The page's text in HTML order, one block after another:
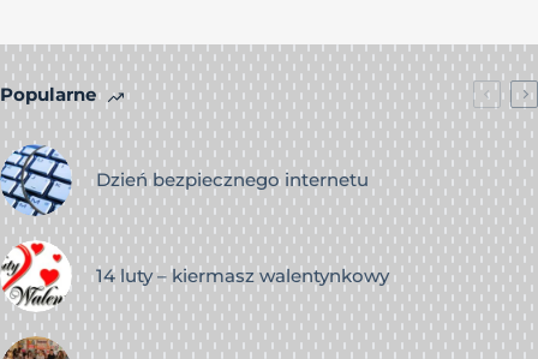
Popularne
Dzień bezpiecznego internetu
14 luty – kiermasz walentynkowy